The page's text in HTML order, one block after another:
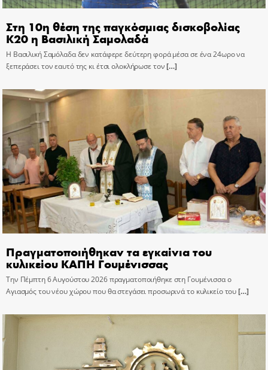
Στη 10η θέση της παγκόσμιας δισκοβολίας
Κ20 η Βασιλική Σαμολαδά
Η Βασιλική Σαμόλαδα δεν κατάφερε δεύτερη φορά μέσα σε ένα 24ωρο να
ξεπεράσει τον εαυτό της κι έτσι ολοκλήρωσε τον[…]
Πραγματοποιήθηκαν τα εγκαίνια του
κυλικείου ΚΑΠΗ Γουμένισσας
Την Πέμπτη 6 Αυγούστου 2026 πραγματοποιήθηκε στη Γουμένισσα ο
Αγιασμός του νέου χώρου που θα στεγάσει προσωρινά το κυλικείο του[…]